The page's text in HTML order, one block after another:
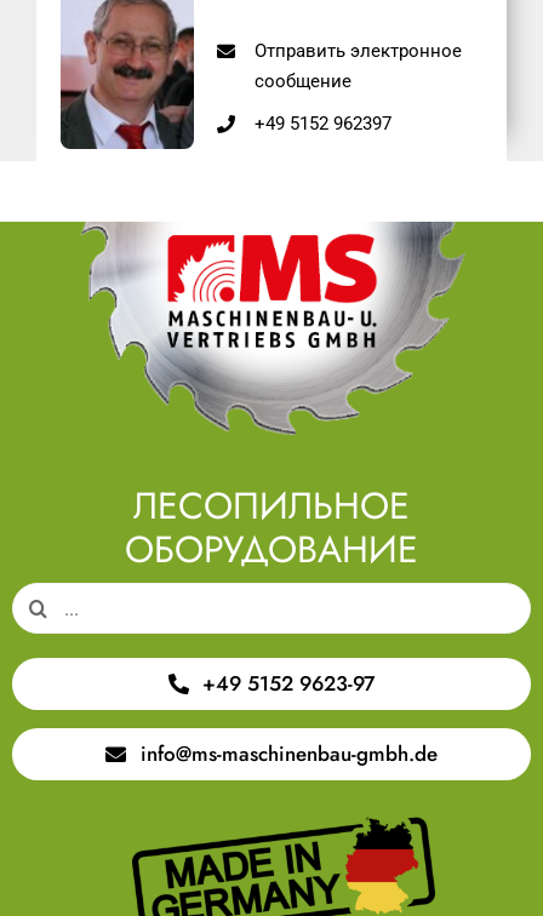
Отправить электронное
сообщение
+49 5152 962397
ЛЕСОПИЛЬНОЕ
ОБОРУДОВАНИЕ
Search
for:
+49 5152 9623-97
info@ms-maschinenbau-gmbh.de